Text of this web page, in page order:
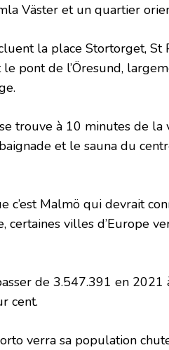
Väster et un quartier
la place Stortorget, St
pont de l’Öresund,
trouve à 10 minutes de
et le sauna du
c’est Malmö qui devrait
certaines villes d’Europe
de 3.547.391 en 2021
cent.
verra sa population